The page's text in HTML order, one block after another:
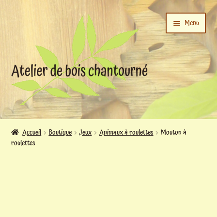
navigation
Menu
L’atelier
Ouvrir
Accueil Boutique Jeux Animaux à roulettes
Mouton à
roulettes